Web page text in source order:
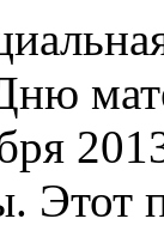
Этот